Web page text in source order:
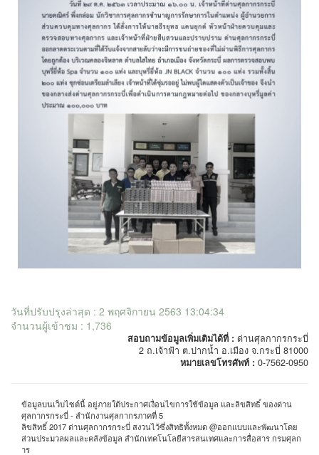
วันที่ปรับปรุงล่าสุด : 2 พฤศจิกายน 2563 13:04:34
จำนวนผู้เข้าชม : 1,736
สอบถามข้อมูลเพิ่มเติมได้ที่ : ด่านศุลกากรกระบี่
2 ถ.เจ้าฟ้า ต.ปากน้ำ อ.เมือง จ.กระบี่ 81000
หมายเลขโทรศัพท์ : 0-7562-0950
ข้อมูลบนเว็บไซต์นี้ อยู่ภายใต้ประกาศเงื่อนไขการใช้ข้อมูล และลิขสิทธิ์ ของด่าน
ศุลกากรกระบี่ - สำนักงานศุลกากรภาคที่ 5
ลิขสิทธิ์ 2017 ด่านศุลกากรกระบี่ สงวนไว้ซึ่งสิทธิทั้งหมด @ออกแบบและพัฒนาโดย
ส่วนประมวลผลและคลังข้อมูล สำนักเทคโนโลยีสารสนเทศและการสื่อสาร กรมศุลก
าร